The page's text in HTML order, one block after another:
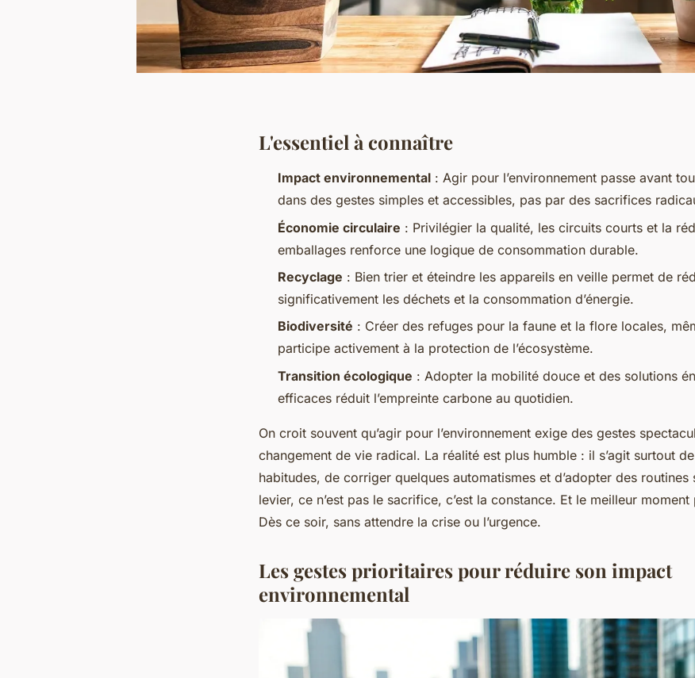
L'essentiel à connaître
Impact environnemental : Agir pour l’environnement passe avant
dans des gestes simples et accessibles, pas par des sacrifices
Économie circulaire : Privilégier la qualité, les circuits courts et la
emballages renforce une logique de consommation durable.
Recyclage : Bien trier et éteindre les appareils en veille permet de
significativement les déchets et la consommation d’énergie.
Biodiversité : Créer des refuges pour la faune et la flore locales,
participe activement à la protection de l’écosystème.
Transition écologique : Adopter la mobilité douce et des solutions
efficaces réduit l’empreinte carbone au quotidien.
On croit souvent qu’agir pour l’environnement exige des gestes
changement de vie radical. La réalité est plus humble : il s’agit surtout
habitudes, de corriger quelques automatismes et d’adopter des routines
levier, ce n’est pas le sacrifice, c’est la constance. Et le meilleur
Dès ce soir, sans attendre la crise ou l’urgence.
Les gestes prioritaires pour réduire son impact
environnemental